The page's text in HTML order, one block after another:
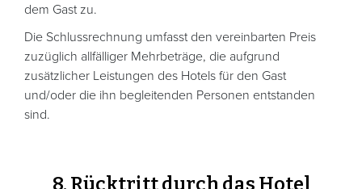
dem Gast zu.
Die Schlussrechnung umfasst den vereinbarten Preis
zuzüglich allfälliger Mehrbeträge, die aufgrund
zusätzlicher Leistungen des Hotels für den Gast
und/oder die ihn begleitenden Personen entstanden
sind.
8. Rücktritt durch das Hotel